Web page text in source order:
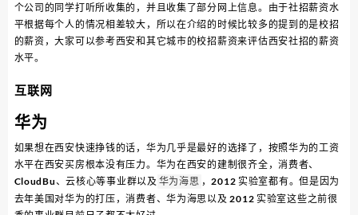
个公司的同学打听所收集的，并且收集了部分网上信息。由于社招薪资水
平根据每个人的情况相差较大，所以在介绍的时候比较多的提到的是校招
的薪资，大家可以参考西安和其它城市的校招薪资来评估西安社招的薪资
水平。
互联网
华为
如果想在西安快速挣钱的话，华为几乎是最好的选择了，按照华为的工资
水平在西安买房根本没有压力。华为在西安的建制很齐全，消费者、
CloudBu、云核心等事业群以及 华为海思 ，2012 实验室都有。但是因为
去年美国对华为的打压，消费者、华为海思以及 2012 实验室这些之前很